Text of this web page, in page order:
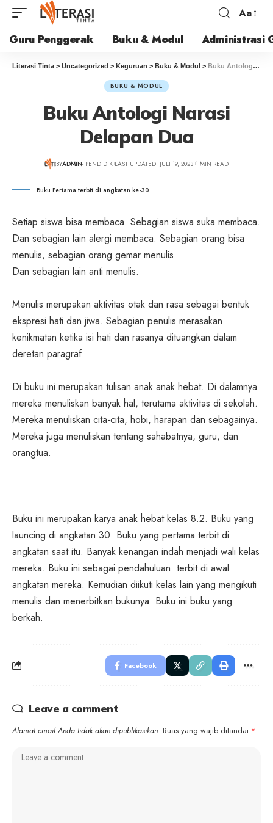
Aa
Guru Penggerak Buku & Modul Administrasi
Literasi Tinta > Uncategorized > Keguruan > Buku & Modul > Buku Antologi Narasi Delapan Dua
BUKU & MODUL
Buku Antologi Narasi
Delapan Dua
BYADMIN- PENDIDIK LAST UPDATED: JULI 19, 2023 1 MIN READ
Buku Pertama terbit di angkatan ke-30
Setiap siswa bisa membaca. Sebagian siswa suka membaca.
Dan sebagian lain alergi membaca. Sebagian orang bisa
menulis, sebagian orang gemar menulis.
Dan sebagian lain anti menulis.
Menulis merupakan aktivitas otak dan rasa sebagai bentuk
ekspresi hati dan jiwa. Sebagian penulis merasakan
kenikmatan ketika isi hati dan rasanya dituangkan dalam
deretan paragraf.
Di buku ini merupakan tulisan anak anak hebat. Di dalamnya
mereka menuliskan banyak hal, terutama aktivitas di sekolah.
Mereka menuliskan cita-cita, hobi, harapan dan sebagainya.
Mereka juga menuliskan tentang sahabatnya, guru, dan
orangtua.
Buku ini merupakan karya anak hebat kelas 8.2. Buku yang
launcing di angkatan 30. Buku yang pertama terbit di
angkatan saat itu. Banyak kenangan indah menjadi wali kelas
mereka. Buku ini sebagai pendahuluan terbit di awal
angkatan mereka. Kemudian diikuti kelas lain yang mengikuti
menulis dan menerbitkan bukunya. Buku ini buku yang
berkah.
Facebook
Leave a comment
Alamat email Anda tidak akan dipublikasikan. Ruas yang wajib ditandai *